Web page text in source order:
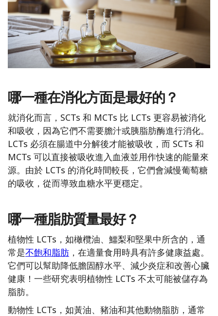
哪一種在消化方面是最好的？
就消化而言，SCTs 和 MCTs 比 LCTs 更容易被消化
和吸收，因為它們不需要膽汁或胰脂肪酶進行消化。
LCTs 必須在腸道中分解後才能被吸收，而 SCTs 和
MCTs 可以直接被吸收進入血液並用作快速的能量來
源。由於 LCTs 的消化時間較長，它們會減慢葡萄糖
的吸收，從而導致血糖水平更穩定。
哪一種脂肪質量最好？
植物性 LCTs，如橄欖油、鱷梨和堅果中所含的，通
常是不飽和脂肪 ，在適量食用時具有許多健康益處。
它們可以幫助降低膽固醇水平、減少炎症和改善心臟
健康！一些研究表明植物性 LCTs 不太可能被儲存為
脂肪。
動物性 LCTs，如黃油、豬油和其他動物脂肪，通常